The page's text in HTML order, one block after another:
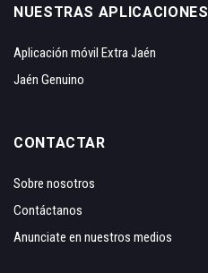
NUESTRAS APLICACIONES
Aplicación móvil Extra Jaén
Jaén Genuino
CONTACTAR
Sobre nosotros
Contáctanos
Anunciate en nuestros medios